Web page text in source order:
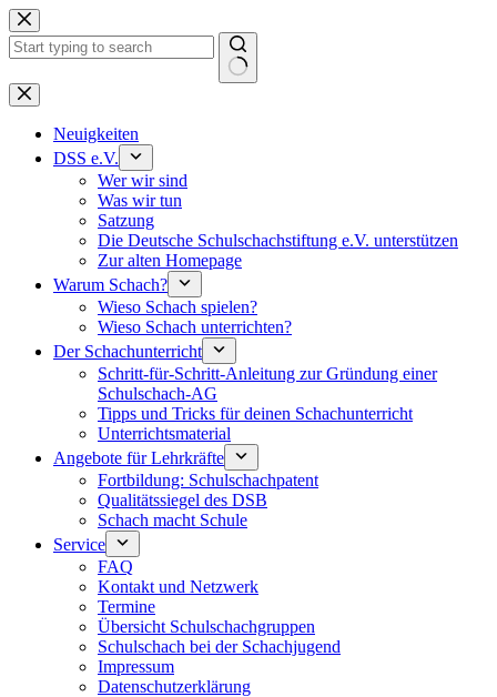
Keine
Ergebnisse
Neuigkeiten
DSS e.V.
Wer wir sind
Was wir tun
Satzung
Die Deutsche Schulschachstiftung e.V. unterstützen
Zur alten Homepage
Warum Schach?
Wieso Schach spielen?
Wieso Schach unterrichten?
Der Schachunterricht
Schritt-für-Schritt-Anleitung zur Gründung einer
Schulschach-AG
Tipps und Tricks für deinen Schachunterricht
Unterrichtsmaterial
Angebote für Lehrkräfte
Fortbildung: Schulschachpatent
Qualitätssiegel des DSB
Schach macht Schule
Service
FAQ
Kontakt und Netzwerk
Termine
Übersicht Schulschachgruppen
Schulschach bei der Schachjugend
Impressum
Datenschutzerklärung